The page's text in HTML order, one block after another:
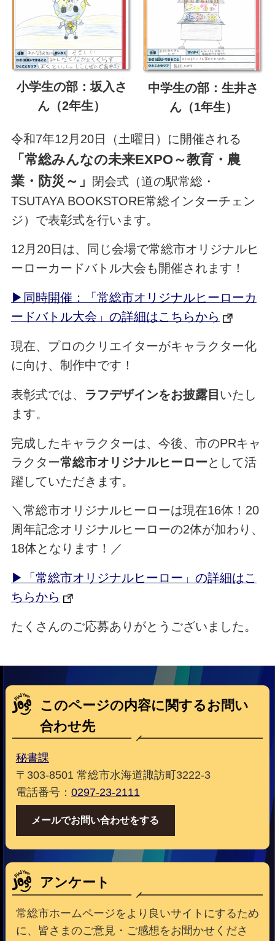
小学生の部：坂入さ
ん（2年生）
中学生の部：生井さ
ん（1年生）
令和7年12月20日（土曜日）に開催される
「常総みんなの未来EXPO～教育・農
業・防災～」 閉会式（道の駅常総・
TSUTAYA BOOKSTORE常総インターチェン
ジ）で表彰式を行います。
12月20日は、同じ会場で常総市オリジナルヒ
ーローカードバトル大会も開催されます！
▶同時開催：「常総市オリジナルヒーローカ
ードバトル大会」の詳細はこちらから
現在、プロのクリエイターがキャラクター化
に向け、制作中です！
表彰式では、 ラフデザインをお披露目 いたし
ます。
完成したキャラクターは、今後、市のPRキャ
ラクター常総市オリジナルヒーローとして活
躍していただきます。
＼常総市オリジナルヒーローは現在16体！20
周年記念オリジナルヒーローの2体が加わり、
18体となります！／
▶「常総市オリジナルヒーロー」の詳細はこ
ちらから
たくさんのご応募ありがとうございました。
このページの内容に関するお問い
合わせ先
秘書課
〒303-8501 常総市水海道諏訪町3222-3
電話番号： 0297-23-2111
メールでお問い合わせをする
アンケート
常総市ホームページをより良いサイトにするため
に、皆さまのご意見・ご感想をお聞かせくださ